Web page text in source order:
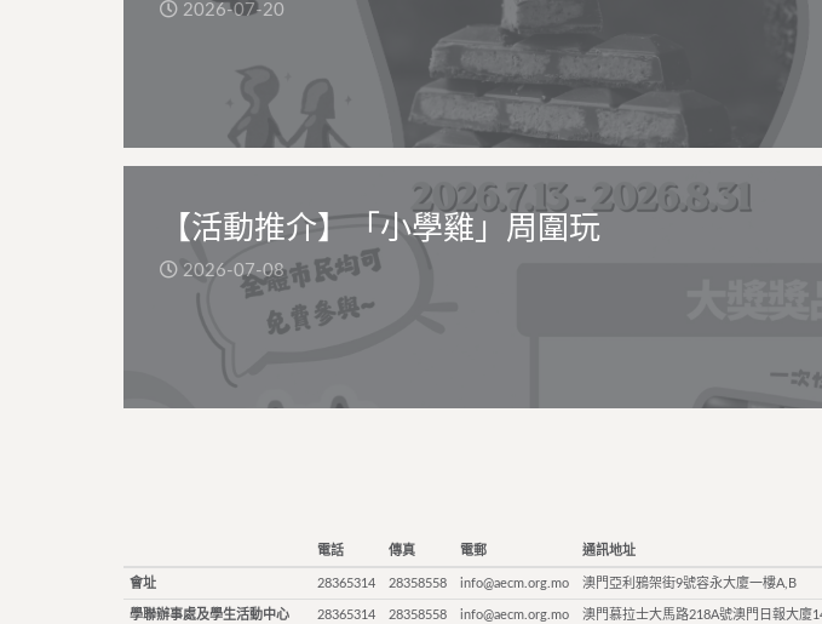
2026-07-20
【活動推介】「小學雞」周圍玩
2026-07-08
電話 傳真 電郵 通訊地址
會址 28365314 28358558 info@aecm.org.mo 澳門亞利鴉架街9號容永大廈一樓A,B
學聯辦事處及學生活動中心 28365314 28358558 info@aecm.org.mo 澳門慕拉士大馬路218A號澳門日報大廈